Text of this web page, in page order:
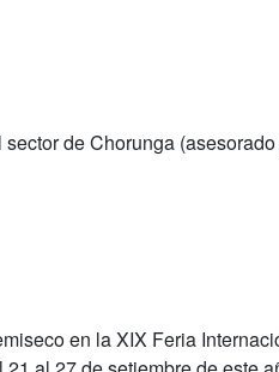
de Chorunga
en la XIX Feria